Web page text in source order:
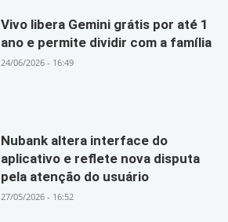
Vivo libera Gemini grátis por até 1
ano e permite dividir com a família
24/06/2026 - 16:49
Nubank altera interface do
aplicativo e reflete nova disputa
pela atenção do usuário
27/05/2026 - 16:52